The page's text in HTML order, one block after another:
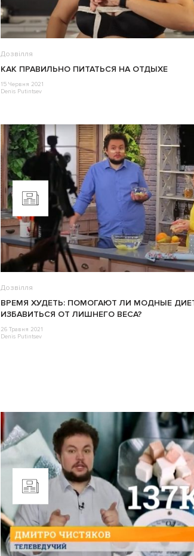
Дозвілля
КАК ПРАВИЛЬНО ПИТАТЬСЯ НА ОТДЫХЕ
15 Червня 2021
Denis Putintsev
Дозвілля
ВРЕМЯ ХУДЕТЬ: ПОМОГАЮТ ЛИ МОДНЫЕ
ИЗБАВИТЬСЯ ОТ ЛИШНЕГО ВЕСА?
26 Травня 2021
Denis Putintsev